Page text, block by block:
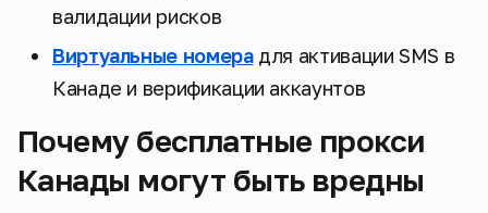
валидации рисков
Виртуальные номерадля активации SMS в
Канаде и верификации аккаунтов
Почему бесплатные прокси
Канады могут быть вредны